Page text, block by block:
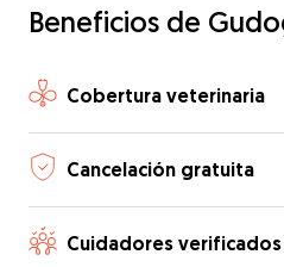
Beneficios de
Cobertura veterinaria
Cancelación gratuita
Cuidadores verificados